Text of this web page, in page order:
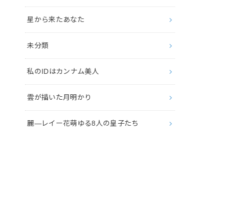
星から来たあなた
未分類
私のIDはカンナム美人
雲が描いた月明かり
麗―レイー花萌ゆる8人の皇子たち